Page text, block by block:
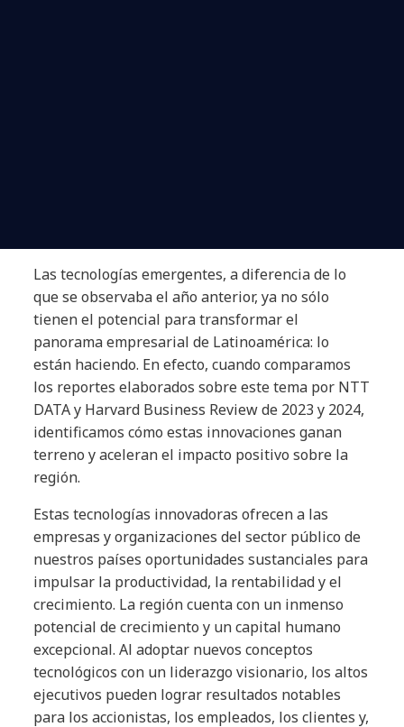
Las tecnologías emergentes, a diferencia de lo
que se observaba el año anterior, ya no sólo
tienen el potencial para transformar el
panorama empresarial de Latinoamérica: lo
están haciendo. En efecto, cuando comparamos
los reportes elaborados sobre este tema por NTT
DATA y Harvard Business Review de 2023 y 2024,
identificamos cómo estas innovaciones ganan
terreno y aceleran el impacto positivo sobre la
región.
Estas tecnologías innovadoras ofrecen a las
empresas y organizaciones del sector público de
nuestros países oportunidades sustanciales para
impulsar la productividad, la rentabilidad y el
crecimiento. La región cuenta con un inmenso
potencial de crecimiento y un capital humano
excepcional. Al adoptar nuevos conceptos
tecnológicos con un liderazgo visionario, los altos
ejecutivos pueden lograr resultados notables
para los accionistas, los empleados, los clientes y,